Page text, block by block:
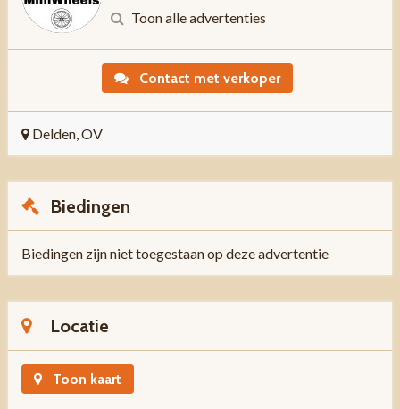
Toon alle advertenties
Contact met verkoper
Delden, OV
Biedingen
Biedingen zijn niet toegestaan op deze advertentie
Locatie
Toon kaart